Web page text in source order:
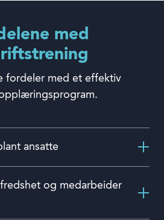
med
fordeler med et effektiv
ansatte
og medarbeider